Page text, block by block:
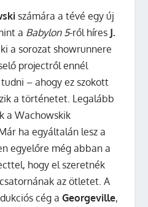
számára a tévé egy új
a Babylon 5-ről híres J.
a sorozat showrunnere
projectről ennél
– ahogy ez szokott
a történetet. Legalább
a Wachowskik
ha egyáltalán lesz a
egyelőre még abban a
hogy el szeretnék
az ötletet. A
cég aGeorgeville,